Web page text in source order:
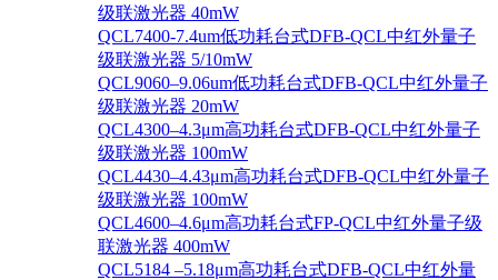
级联激光器 40mW
QCL7400-7.4um低功耗台式DFB-QCL中红外量子
级联激光器 5/10mW
QCL9060–9.06um低功耗台式DFB-QCL中红外量子
级联激光器 20mW
QCL4300–4.3μm高功耗台式DFB-QCL中红外量子
级联激光器 100mW
QCL4430–4.43μm高功耗台式DFB-QCL中红外量子
级联激光器 100mW
QCL4600–4.6μm高功耗台式FP-QCL中红外量子级
联激光器 400mW
QCL5184 –5.18μm高功耗台式DFB-QCL中红外量